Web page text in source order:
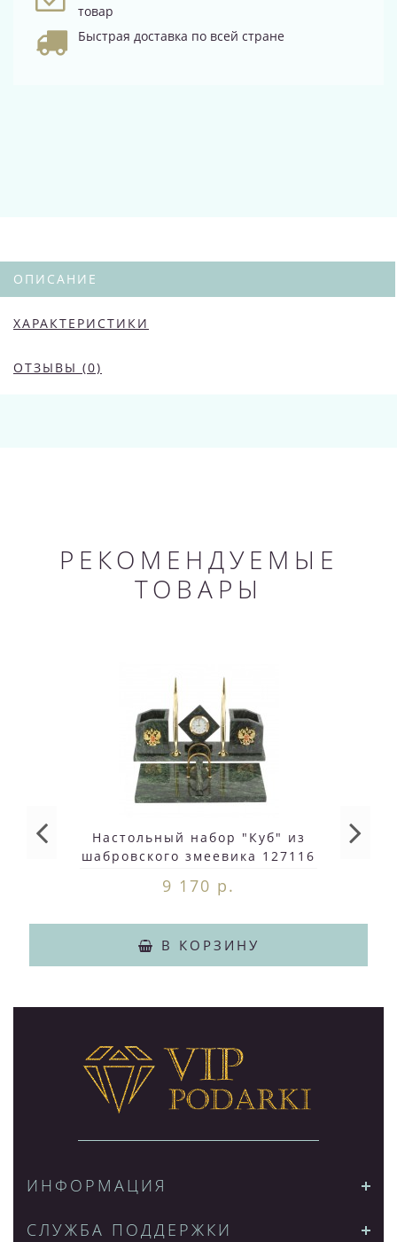
товар
Быстрая доставка по всей стране
ОПИСАНИЕ
ХАРАКТЕРИСТИКИ
ОТЗЫВЫ (0)
РЕКОМЕНДУЕМЫЕ
ТОВАРЫ
Настольный набор "Куб" из
шабровского змеевика 127116
9 170 р.
В КОРЗИНУ
ИНФОРМАЦИЯ
СЛУЖБА ПОДДЕРЖКИ